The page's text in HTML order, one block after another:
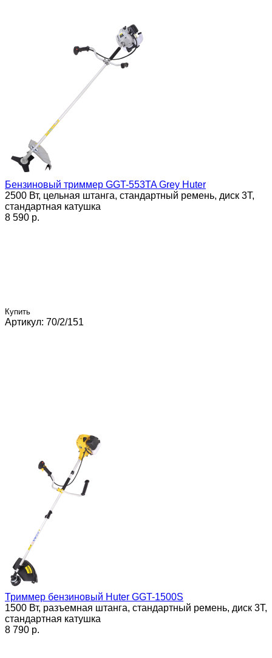
Бензиновый триммер GGT-553TA Grey Huter
2500 Вт, цельная штанга, стандартный ремень, диск 3Т,
стандартная катушка
8 590 p.
Купить
Артикул: 70/2/151
Триммер бензиновый Huter GGT-1500S
1500 Вт, разъемная штанга, стандартный ремень, диск 3Т,
стандартная катушка
8 790 p.